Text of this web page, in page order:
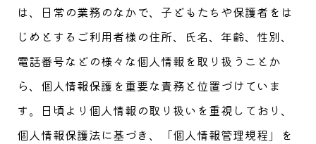
は、日常の業務のなかで、子どもたちや保護者をは
じめとするご利用者様の住所、氏名、年齢、性別、
電話番号などの様々な個人情報を取り扱うことか
ら、個人情報保護を重要な責務と位置づけていま
す。日頃より個人情報の取り扱いを重視しており、
個人情報保護法に基づき、「個人情報管理規程」を